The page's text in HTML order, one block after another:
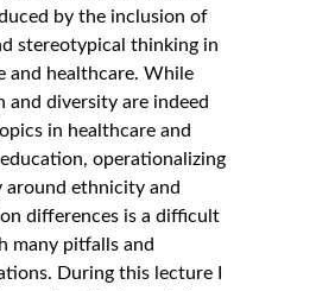
by the inclusion of
stereotypical thinking in
and healthcare. While
and diversity are indeed
in healthcare and
operationalizing
around ethnicity and
differences is a difficult
many pitfalls and
During this lecture I